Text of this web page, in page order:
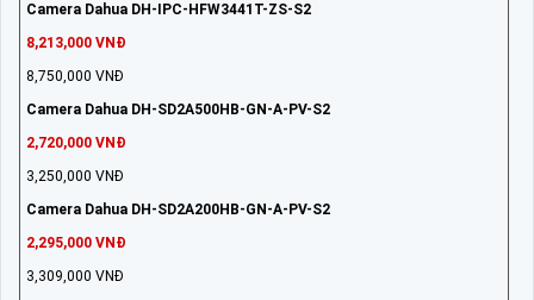
Camera Dahua DH-IPC-HFW3441T-ZS-S2
8,213,000 VNĐ
8,750,000 VNĐ
Camera Dahua DH-SD2A500HB-GN-A-PV-S2
2,720,000 VNĐ
3,250,000 VNĐ
Camera Dahua DH-SD2A200HB-GN-A-PV-S2
2,295,000 VNĐ
3,309,000 VNĐ